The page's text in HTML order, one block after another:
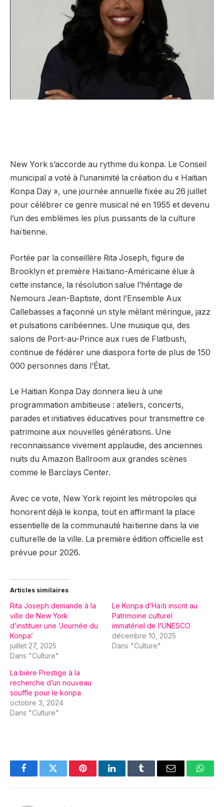
New York s’accorde au rythme du konpa. Le Conseil
municipal a voté à l’unanimité la création du « Haitian
Konpa Day », une journée annuelle fixée au 26 juillet
pour célébrer ce genre musical né en 1955 et devenu
l’un des emblèmes les plus puissants de la culture
haïtienne.
Portée par la conseillère Rita Joseph, figure de
Brooklyn et première Haïtiano-Américaine élue à
cette instance, la résolution salue l’héritage de
Nemours Jean-Baptiste, dont l’Ensemble Aux
Callebasses a façonné un style mêlant méringue, jazz
et pulsations caribéennes. Une musique qui, des
salons de Port-au-Prince aux rues de Flatbush,
continue de fédérer une diaspora forte de plus de 150
000 personnes dans l’État.
Le Haitian Konpa Day donnera lieu à une
programmation ambitieuse : ateliers, concerts,
parades et initiatives éducatives pour transmettre ce
patrimoine aux nouvelles générations. Une
reconnaissance vivement applaudie, des anciennes
nuits du Amazon Ballroom aux grandes scènes
comme le Barclays Center.
Avec ce vote, New York rejoint les métropoles qui
honorent déjà le konpa, tout en affirmant la place
essentielle de la communauté haïtienne dans la vie
culturelle de la ville. La première édition officielle est
prévue pour 2026.
Articles similaires
Rita Joseph demande à la
ville de New York
d’instituer une ‘Journée du
Konpa’
juillet 27, 2025
Dans "Culture"
Le Konpa d’Haïti inscrit au
Patrimoine culturel
immatériel de l’UNESCO
décembre 10, 2025
Dans "Culture"
La bière Prestige à la
recherche d’un nouveau
souffle pour le konpa
octobre 3, 2024
Dans "Culture"
FacebookTwitter PinterestLinkedInTumblr Email